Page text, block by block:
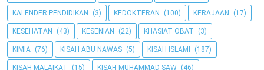
KALENDER PENDIDIKAN (3) KEDOKTERAN (100) KERAJAAN (17)
KESEHATAN (43) KESENIAN (22) KHASIAT OBAT (3)
KIMIA (76) KISAH ABU NAWAS (5) KISAH ISLAMI (187)
KISAH MALAIKAT (15) KISAH MUHAMMAD SAW (46)